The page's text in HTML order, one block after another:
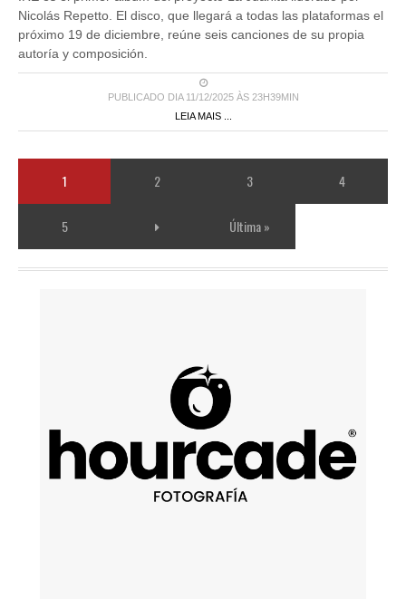
Nicolás Repetto. El disco, que llegará a todas las plataformas el
próximo 19 de diciembre, reúne seis canciones de su propia
autoría y composición.
PUBLICADO DIA 11/12/2025 ÀS 23H39MIN
LEIA MAIS ...
1 2 3 4
5 Última »